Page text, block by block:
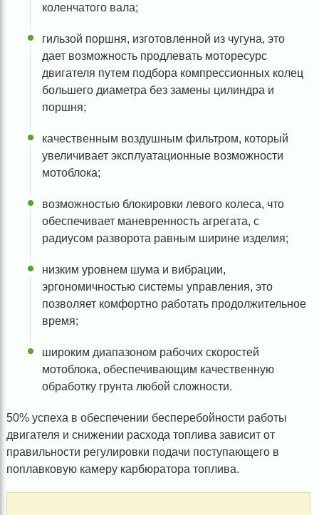
коленчатого вала;
гильзой поршня, изготовленной из чугуна, это
дает возможность продлевать моторесурс
двигателя путем подбора компрессионных колец
большего диаметра без замены цилиндра и
поршня;
качественным воздушным фильтром, который
увеличивает эксплуатационные возможности
мотоблока;
возможностью блокировки левого колеса, что
обеспечивает маневренность агрегата, с
радиусом разворота равным ширине изделия;
низким уровнем шума и вибрации,
эргономичностью системы управления, это
позволяет комфортно работать продолжительное
время;
широким диапазоном рабочих скоростей
мотоблока, обеспечивающим качественную
обработку грунта любой сложности.
50% успеха в обеспечении бесперебойности работы
двигателя и снижении расхода топлива зависит от
правильности регулировки подачи поступающего в
поплавковую камеру карбюратора топлива.